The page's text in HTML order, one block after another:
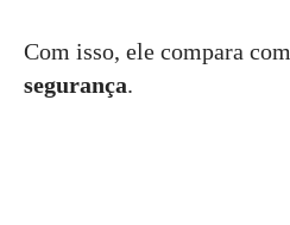
Com isso, ele compara com
segurança.